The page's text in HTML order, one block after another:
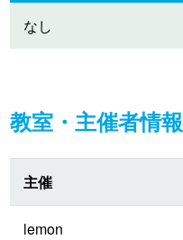
なし
教室・主催者情報
主催
lemon